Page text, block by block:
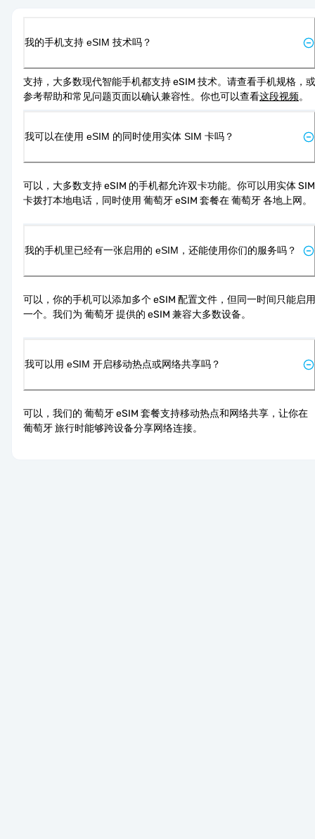
我的手机支持 eSIM 技术吗？
支持，大多数现代智能手机都支持 eSIM 技术。请查看手机规格，或
参考帮助和常见问题页面以确认兼容性。你也可以查看这段视频。
我可以在使用 eSIM 的同时使用实体 SIM 卡吗？
可以，大多数支持 eSIM 的手机都允许双卡功能。你可以用实体 SIM
卡拨打本地电话，同时使用 葡萄牙 eSIM 套餐在 葡萄牙 各地上网。
我的手机里已经有一张启用的 eSIM，还能使用你们的服务吗？
可以，你的手机可以添加多个 eSIM 配置文件，但同一时间只能启用
一个。我们为 葡萄牙 提供的 eSIM 兼容大多数设备。
我可以用 eSIM 开启移动热点或网络共享吗？
可以，我们的 葡萄牙 eSIM 套餐支持移动热点和网络共享，让你在
葡萄牙 旅行时能够跨设备分享网络连接。